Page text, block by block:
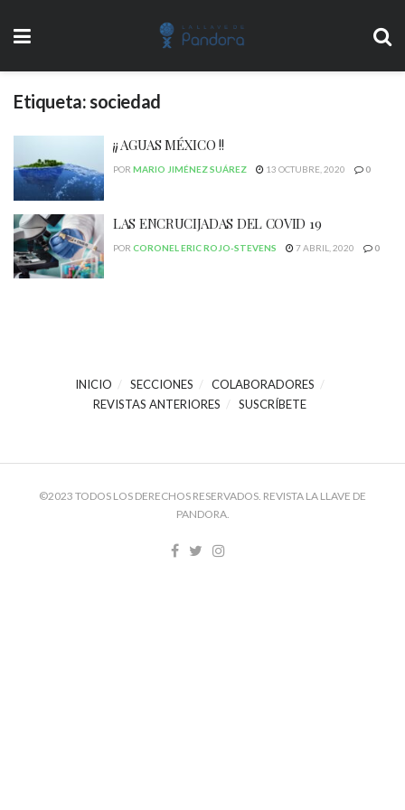
Etiqueta:sociedad
¡¡ AGUAS MÉXICO !!
POR MARIO JIMÉNEZ SUÁREZ 13 OCTUBRE, 2020 0
LAS ENCRUCIJADAS DEL COVID 19
POR CORONEL ERIC ROJO-STEVENS 7 ABRIL, 2020 0
INICIO SECCIONES
COLABORADORES
REVISTAS ANTERIORES
SUSCRÍBETE
©2023 TODOS LOS DERECHOS RESERVADOS. REVISTA LA LLAVE DE
PANDORA.